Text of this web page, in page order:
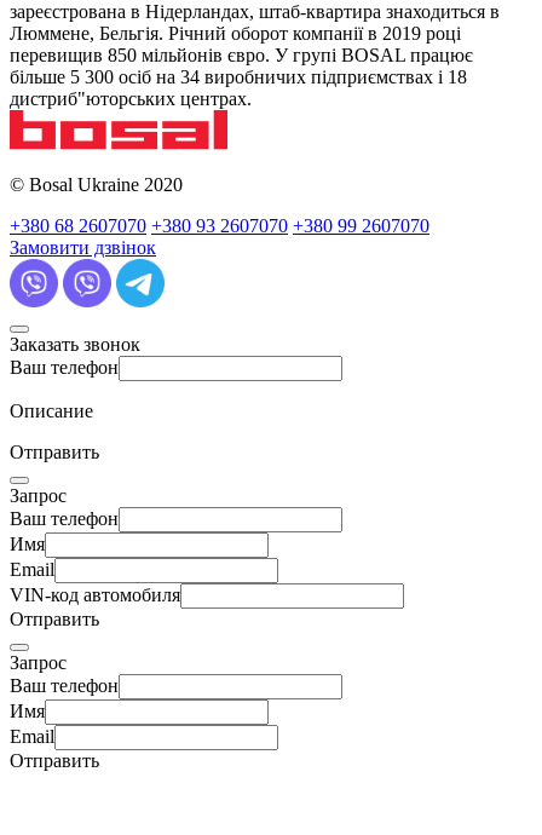
зареєстрована в Нідерландах, штаб-квартира знаходиться в
Люммене, Бельгія. Річний оборот компанії в 2019 році
перевищив 850 мільйонів євро. У групі BOSAL працює
більше 5 300 осіб на 34 виробничих підприємствах і 18
дистриб"юторських центрах.
© Bosal Ukraine 2020
+380 68 2607070 +380 93 2607070 +380 99 2607070
Замовити дзвінок
Заказать звонок
Ваш телефон
Описание
Отправить
Запрос
Ваш телефон
Имя
Email
VIN-код автомобиля
Отправить
Запрос
Ваш телефон
Имя
Email
Отправить